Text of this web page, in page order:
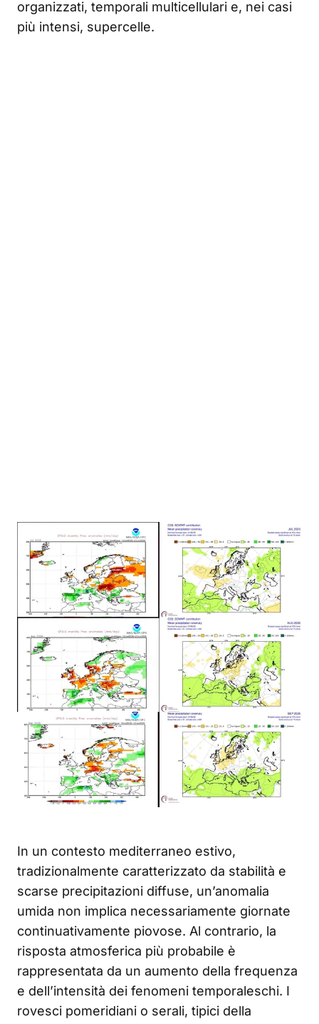
organizzati, temporali multicellulari e, nei casi
più intensi, supercelle.
In un contesto mediterraneo estivo,
tradizionalmente caratterizzato da stabilità e
scarse precipitazioni diffuse, un’anomalia
umida non implica necessariamente giornate
continuativamente piovose. Al contrario, la
risposta atmosferica più probabile è
rappresentata da un aumento della frequenza
e dell’intensità dei fenomeni temporaleschi. I
rovesci pomeridiani o serali, tipici della